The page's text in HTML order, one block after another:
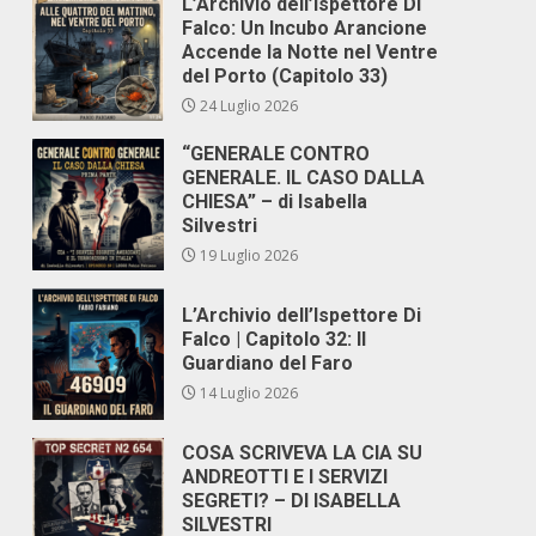
Falco: Un Incubo Arancione
Accende la Notte nel Ventre
del Porto (Capitolo 33)
24 Luglio 2026
“GENERALE CONTRO
GENERALE. IL CASO DALLA
CHIESA” – di Isabella
Silvestri
19 Luglio 2026
L’Archivio dell’Ispettore Di
Falco | Capitolo 32: Il
Guardiano del Faro
14 Luglio 2026
COSA SCRIVEVA LA CIA SU
ANDREOTTI E I SERVIZI
SEGRETI? – DI ISABELLA
SILVESTRI